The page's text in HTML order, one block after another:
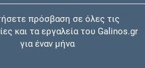
πρόσβαση σε όλες τις
και τα εργαλεία του Galinos.gr
για έναν μήνα